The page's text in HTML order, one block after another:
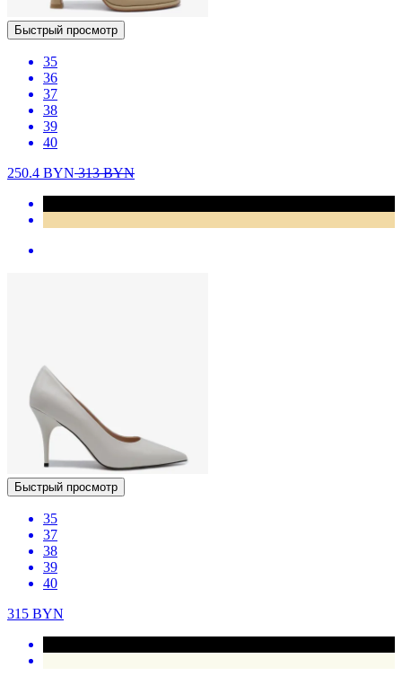
Быстрый просмотр
35
36
37
38
39
40
250.4 BYN313BYN
Быстрый просмотр
35
37
38
39
40
315 BYN